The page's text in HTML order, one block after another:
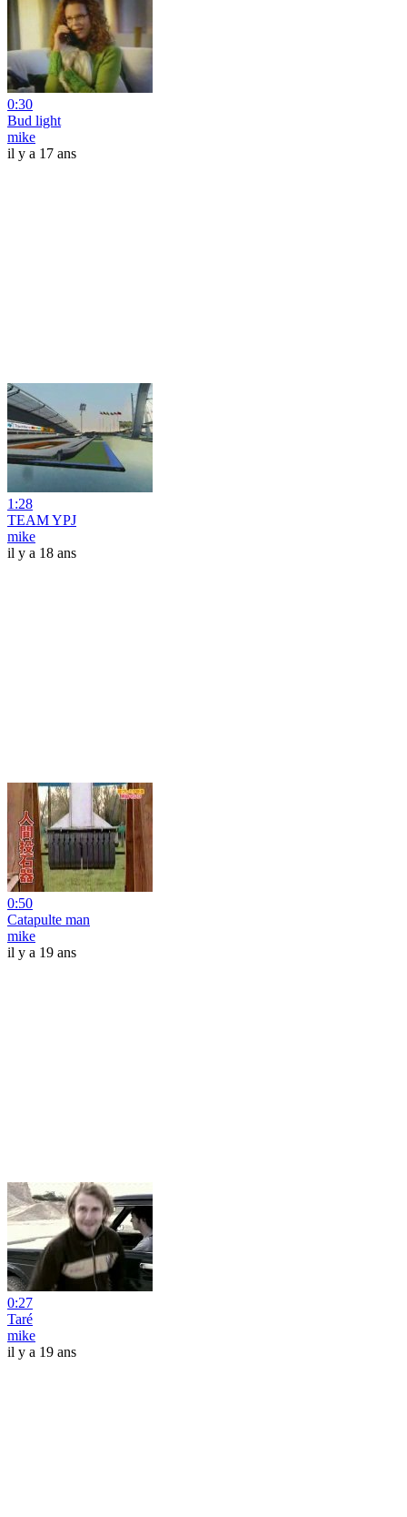
0:30
Bud light
mike
il y a 17 ans
1:28
TEAM YPJ
mike
il y a 18 ans
0:50
Catapulte man
mike
il y a 19 ans
0:27
Taré
mike
il y a 19 ans